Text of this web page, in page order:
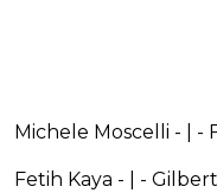
Michele Moscelli - | -
Fetih Kaya - | -